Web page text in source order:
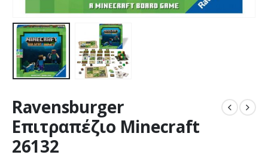
Ravensburger
Επιτραπέζιο Minecraft
26132